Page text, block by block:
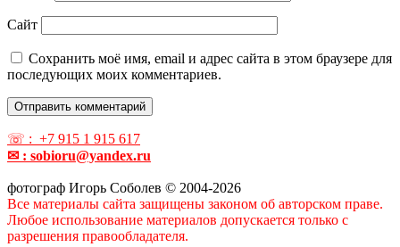
Сайт
Сохранить моё имя, email и адрес сайта в этом браузере для
последующих моих комментариев.
☏ : +7 915 1 915 617
✉ : sobioru@yandex.ru
фотограф Игорь Соболев © 2004-2026
Все материалы сайта защищены законом об авторском праве.
Любое использование материалов допускается только с
разрешения правообладателя.